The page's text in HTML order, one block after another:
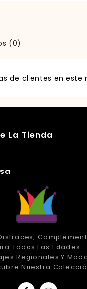
(0)
de clientes en este
La Tienda
Todas Las Edades.
Regionales Y
Nuestra